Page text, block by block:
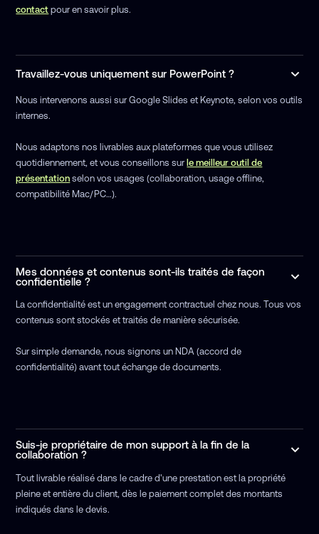
contact pour en savoir plus.
Travaillez-vous uniquement sur PowerPoint ?
Nous intervenons aussi sur Google Slides et Keynote, selon vos outils
internes.
Nous adaptons nos livrables aux plateformes que vous utilisez
quotidiennement, et vous conseillons sur le meilleur outil de
présentation selon vos usages (collaboration, usage offline,
compatibilité Mac/PC…).
Mes données et contenus sont-ils traités de façon
confidentielle ?
La confidentialité est un engagement contractuel chez nous. Tous vos
contenus sont stockés et traités de manière sécurisée.
Sur simple demande, nous signons un NDA (accord de
confidentialité) avant tout échange de documents.
Suis-je propriétaire de mon support à la fin de la
collaboration ?
Tout livrable réalisé dans le cadre d'une prestation est la propriété
pleine et entière du client, dès le paiement complet des montants
indiqués dans le devis.